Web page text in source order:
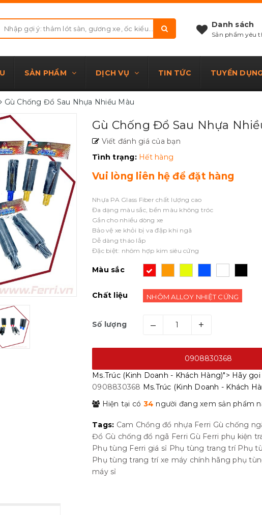
Danh sách
Sản phẩm yêu
SẢN PHẨM DỊCH VỤ TIN TỨC TUYỂN
Gù Chống Đổ Sau Nhựa Nhiều Màu
Gù Chống Đổ Sau Nhựa
Viết đánh giá của bạn
Tình trạng: Hết hàng
Vui lòng liên hệ để đặt hàng
Nhựa PA Glass Fiber chất lượng cao
Đa dạng màu sắc, bền màu không tróc
Gắn cho nhiều dòng xe
Bảo vệ xe khỏi bị va đập khi ngã
Dễ dàng tháo lắp
Đặc biệt: nhôm hợp kim siêu cứng
Màu sắc
Chất liệu NHÔM ALLOY NHIỆT CỨNG
Số lượng – +
0908830368
Ms.Trúc (Kinh Doanh - Khách Hàng)"> Hãy gọi
0908830368 Ms.Trúc (Kinh Doanh - Khách
Hiện tại có 34 người đang xem sản phẩm
Tags: Cam Chồng đổ nhựa Ferri Gù chống
Đổ Gù chống đổ ngã Ferri Gù Ferri phụ kiện
Phụ tùng Ferri giá sỉ Phụ tùng trang trí Phụ
Phụ tùng trang trí xe máy chính hãng phụ
máy sỉ